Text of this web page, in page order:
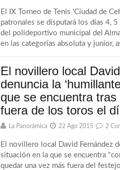
El IX Torneo de Tenis 'Ciudad de
patronales se disputará los días 4,
del polideportivo municipal del
en las categorías absoluta y junior,
El novillero local
denuncia la
que se encuentra
fuera de los toros el
La Panorámica 22 Ago 2015 2
El novillero local David Fernández
situación en la que se encuentra
quedar una vez más fuera del